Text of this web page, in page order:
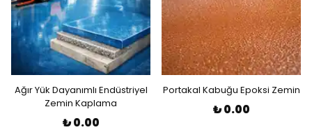
Ağır Yük Dayanımlı Endüstriyel
Zemin Kaplama
₺ 0.00
Portakal Kabuğu Epoksi Zemin
₺ 0.00